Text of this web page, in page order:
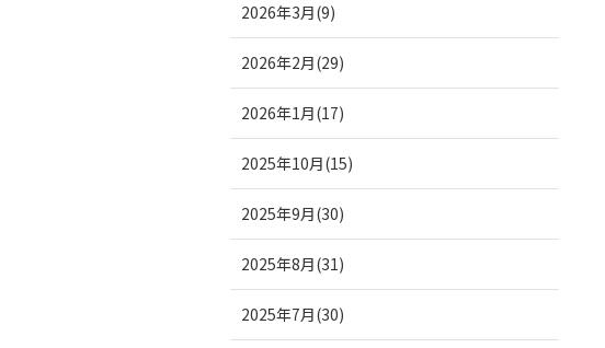
2026年3月(9)
2026年2月(29)
2026年1月(17)
2025年10月(15)
2025年9月(30)
2025年8月(31)
2025年7月(30)